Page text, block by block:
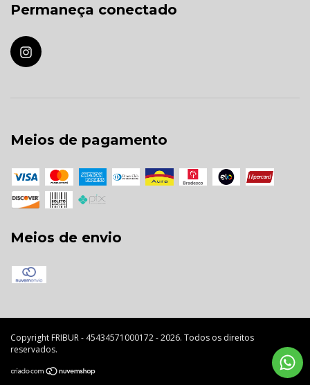
Permaneça conectado
Meios de pagamento
Meios de envio
Copyright FRIBUR - 45434571000172 - 2026. Todos os direitos
reservados.